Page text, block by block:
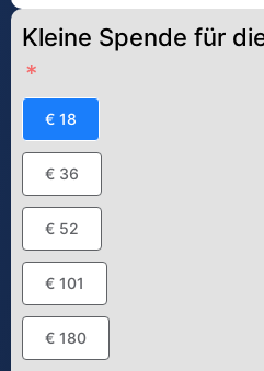
Kleine Spende für
€ 18
€ 36
€ 52
€ 101
€ 180